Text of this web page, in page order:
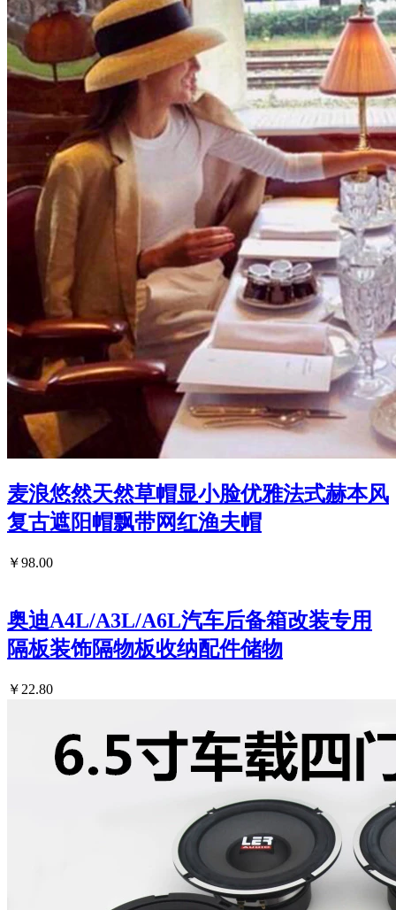
麦浪悠然天然草帽显小脸优雅法式赫本风
复古遮阳帽飘带网红渔夫帽
￥98.00
奥迪A4L/A3L/A6L汽车后备箱改装专用
隔板装饰隔物板收纳配件储物
￥22.80